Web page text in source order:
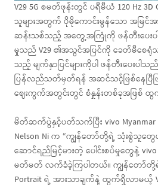
V29 5G စမတ်ဖုန်းတွင် ပရီမီယံ 120 Hz 3D
သူများအတွက် ပိုမိုကောင်းမွန်သော အမြင်
ဆန်းသစ်သည့် အတွေ့အကြုံကို ဖန်တီးပေး
မှုသည် V29 ၏အသွင်အပြင်ကို ခေတ်မီစေ
သည့် မျက်နှာပြင်များကိုပါ ဖန်တီးပေးပါ
ပြန်လည်သတ်မှတ်ရန် အဆင်သင့်ဖြစ်နေပြီဖ
ဈေးကွက်အတွင်းတွင် စံနှုန်းတစ်ခုအဖြစ် ထွ
မိတ်ဆက်ပွဲနှင့်ပတ်သက်ပြီး vivo Myanmar
Nelson Ni က “ကျွန်တော်တို့ရဲ့ သုံးစွဲသူတွေဟ
ဆောင်ရည်မြင့်မားတဲ့ ပေါင်းစပ်မှုတွေနဲ့
မတ်မတ် လက်ခံခဲ့ကြပါတယ်။ ကျွန်တော်တို့ရဲ့
Portrait ရဲ့ အားသာချက်နဲ့ ထွက်ရှိလာမယ့်